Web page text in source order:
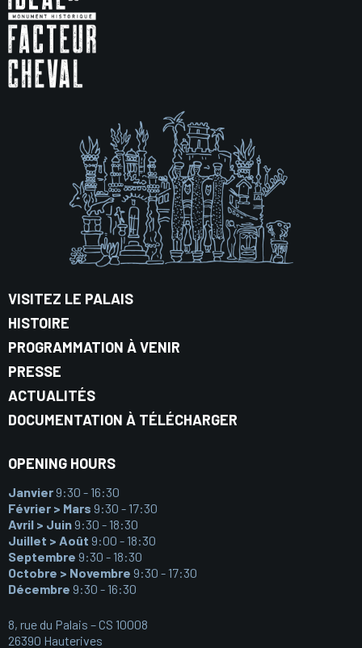
VISITEZ LE PALAIS
HISTOIRE
PROGRAMMATION À VENIR
PRESSE
ACTUALITÉS
DOCUMENTATION À TÉLÉCHARGER
OPENING HOURS
Janvier 9:30 - 16:30
Février > Mars 9:30 - 17:30
Avril > Juin 9:30 - 18:30
Juillet > Août 9:00 - 18:30
Septembre 9:30 - 18:30
Octobre > Novembre 9:30 - 17:30
Décembre 9:30 - 16:30
8, rue du Palais – CS 10008
26390 Hauterives